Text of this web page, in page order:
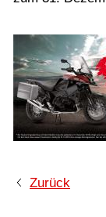
Über uns
Anfahrt &
Zurück